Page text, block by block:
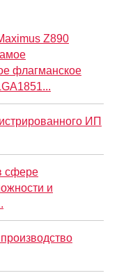
Z890
флагманское
ИП
сфере
и